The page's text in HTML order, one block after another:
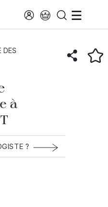
Chatellerault
DES
à
?